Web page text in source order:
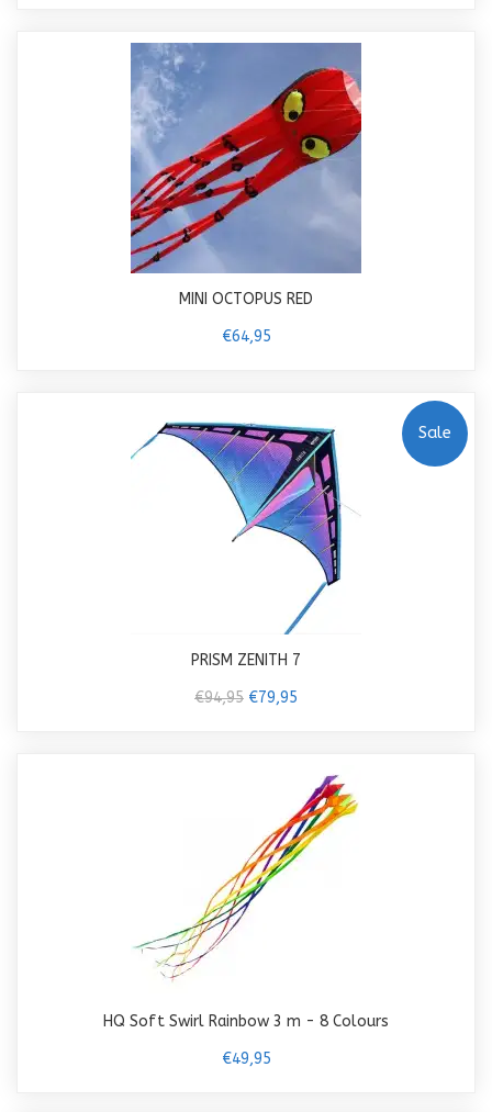
MINI OCTOPUS RED
€64,95
Sale
PRISM ZENITH 7
€94,95 €79,95
HQ Soft Swirl Rainbow 3 m - 8 Colours
€49,95